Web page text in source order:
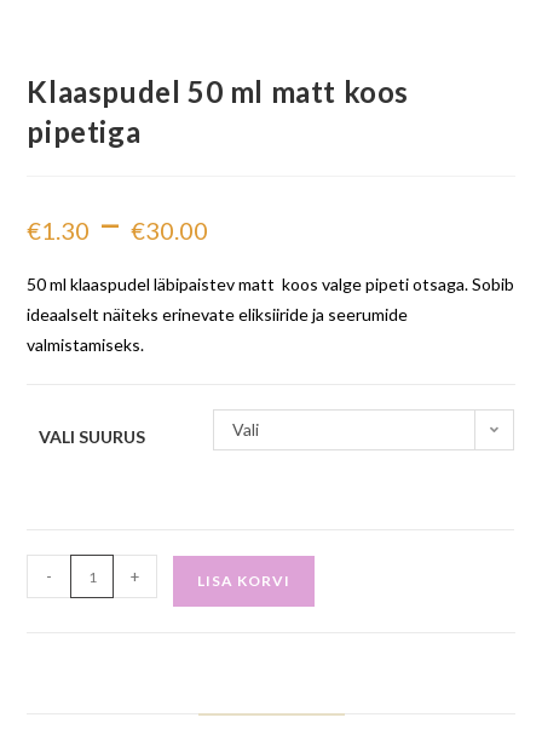
Klaaspudel 50 ml matt koos
pipetiga
€1.30 – €30.00
50 ml klaaspudel läbipaistev matt koos valge pipeti otsaga. Sobib
ideaalselt näiteks erinevate eliksiiride ja seerumide
valmistamiseks.
VALI SUURUS Vali
- + LISA KORVI